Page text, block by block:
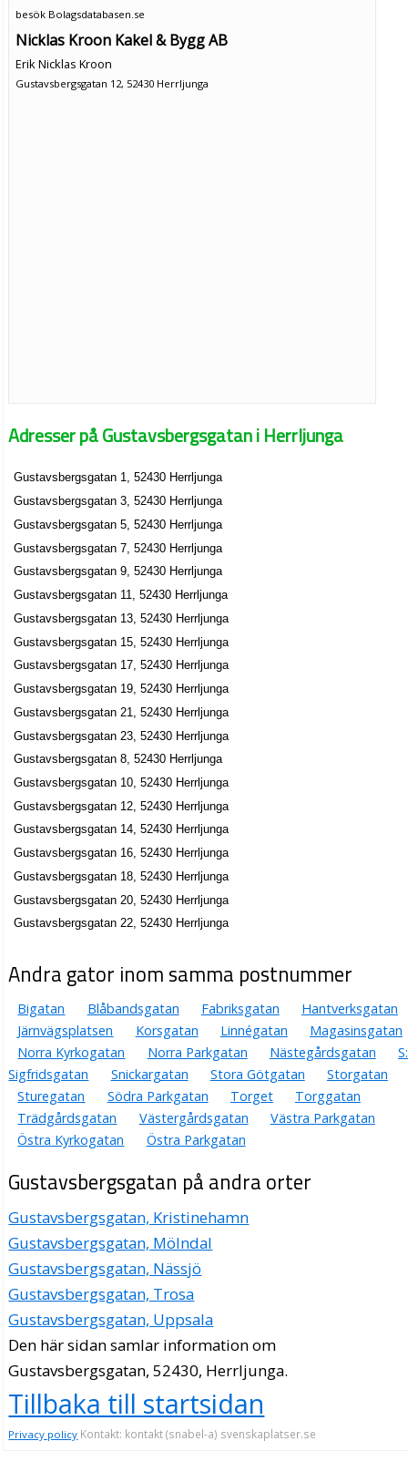
besök Bolagsdatabasen.se
Nicklas Kroon Kakel & Bygg AB
Erik Nicklas Kroon
Gustavsbergsgatan 12, 52430 Herrljunga
Adresser på Gustavsbergsgatan i Herrljunga
Gustavsbergsgatan 1, 52430 Herrljunga
Gustavsbergsgatan 3, 52430 Herrljunga
Gustavsbergsgatan 5, 52430 Herrljunga
Gustavsbergsgatan 7, 52430 Herrljunga
Gustavsbergsgatan 9, 52430 Herrljunga
Gustavsbergsgatan 11, 52430 Herrljunga
Gustavsbergsgatan 13, 52430 Herrljunga
Gustavsbergsgatan 15, 52430 Herrljunga
Gustavsbergsgatan 17, 52430 Herrljunga
Gustavsbergsgatan 19, 52430 Herrljunga
Gustavsbergsgatan 21, 52430 Herrljunga
Gustavsbergsgatan 23, 52430 Herrljunga
Gustavsbergsgatan 8, 52430 Herrljunga
Gustavsbergsgatan 10, 52430 Herrljunga
Gustavsbergsgatan 12, 52430 Herrljunga
Gustavsbergsgatan 14, 52430 Herrljunga
Gustavsbergsgatan 16, 52430 Herrljunga
Gustavsbergsgatan 18, 52430 Herrljunga
Gustavsbergsgatan 20, 52430 Herrljunga
Gustavsbergsgatan 22, 52430 Herrljunga
Andra gator inom samma postnummer
Bigatan Blåbandsgatan Fabriksgatan
Hantverksgatan
Järnvägsplatsen
Korsgatan Linnégatan
Magasinsgatan
Norra Kyrkogatan
Norra Parkgatan Nästegårdsgatan
Sigfridsgatan
Snickargatan Stora Götgatan
Storgatan
Sturegatan
Södra Parkgatan Torget
Torggatan
Trädgårdsgatan
Västergårdsgatan
Västra Parkgatan
Östra Kyrkogatan
Östra Parkgatan
Gustavsbergsgatan på andra orter
Gustavsbergsgatan, Kristinehamn
Gustavsbergsgatan, Mölndal
Gustavsbergsgatan, Nässjö
Gustavsbergsgatan, Trosa
Gustavsbergsgatan, Uppsala
Den här sidan samlar information om
Gustavsbergsgatan, 52430, Herrljunga.
Tillbaka till startsidan
Privacy policy Kontakt: kontakt (snabel-a) svenskaplatser.se